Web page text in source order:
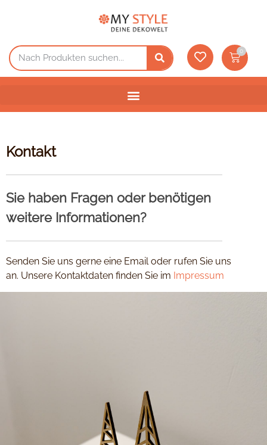
0
Kontakt
Sie haben Fragen oder benötigen
weitere Informationen?
Senden Sie uns gerne eine Email oder rufen Sie uns
an. Unsere Kontaktdaten finden Sie im Impressum